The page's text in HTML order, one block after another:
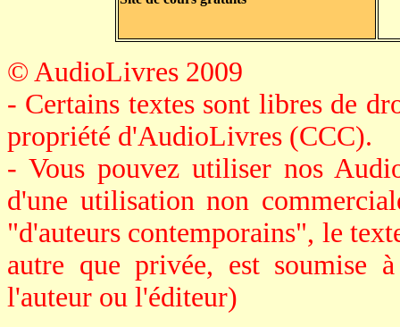
© AudioLivres 2009
- Certains textes sont libres de
propriété d'AudioLivres (CCC).
- Vous pouvez utiliser nos
d'une utilisation non
"d'auteurs contemporains", le
autre que privée, est soumise
l'auteur ou l'éditeur)